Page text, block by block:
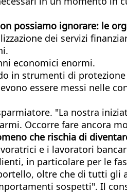
possiamo ignorare: le
dei servizi
economici enormi.
in strumenti di
essere messi nelle
"La nostra
Occorre fare ancora
che rischia di
e i lavoratori
in particolare per le
oltre che di tutti gli
sospetti". Il